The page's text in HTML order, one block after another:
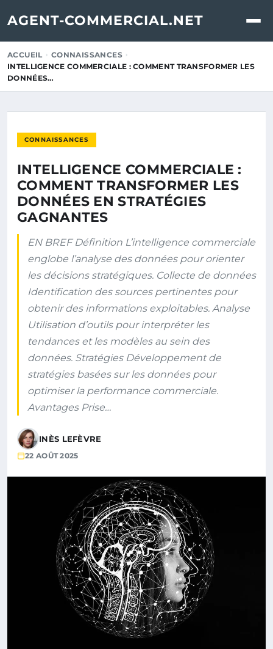
AGENT-COMMERCIAL.NET
ACCUEIL
CONNAISSANCES
INTELLIGENCE COMMERCIALE : COMMENT TRANSFORMER LES
DONNÉES…
CONNAISSANCES
INTELLIGENCE COMMERCIALE :
COMMENT TRANSFORMER LES
DONNÉES EN STRATÉGIES
GAGNANTES
EN BREF Définition L’intelligence commerciale
englobe l’analyse des données pour orienter
les décisions stratégiques. Collecte de données
Identification des sources pertinentes pour
obtenir des informations exploitables. Analyse
Utilisation d’outils pour interpréter les
tendances et les modèles au sein des
données. Stratégies Développement de
stratégies basées sur les données pour
optimiser la performance commerciale.
Avantages Prise…
INÈS LEFÈVRE
22 AOÛT 2025